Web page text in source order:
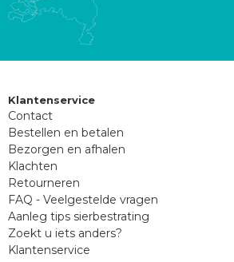
Klantenservice
Contact
Bestellen en betalen
Bezorgen en afhalen
Klachten
Retourneren
FAQ - Veelgestelde vragen
Aanleg tips sierbestrating
Zoekt u iets anders?
Klantenservice